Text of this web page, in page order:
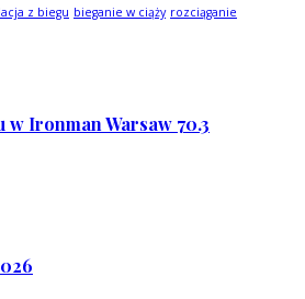
z biegu bieganie w ciąży rozciąganie
w Ironman Warsaw 70.3